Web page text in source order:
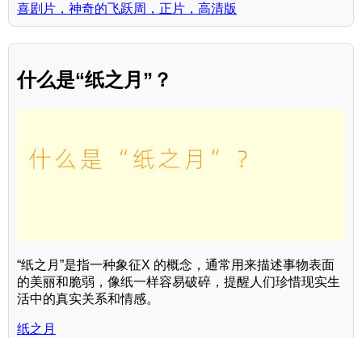
喜剧片，神奇的飞跃周，正片，高清版
什么是“纸之月”？
“纸之月”是指一种象征X 的概念，通常用来描述事物表面
的美丽和脆弱，像纸一样容易破碎，提醒人们珍惜现实生
活中的真实关系和情感。
纸之月